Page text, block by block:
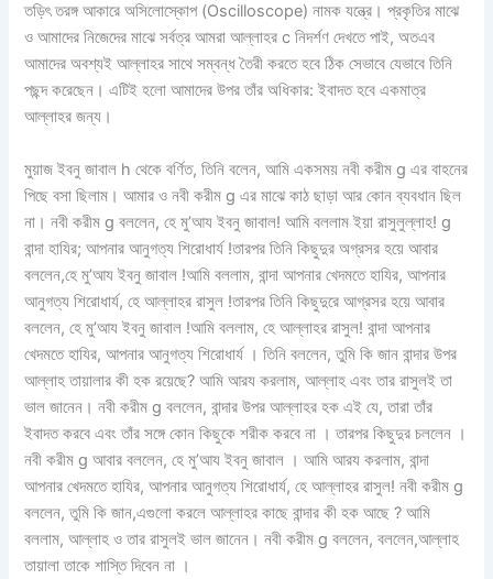
তড়িৎ তরঙ্গ আকারে অসিলোস্কোপ (Oscilloscope) নামক যন্ত্রে। প্রকৃতির মাঝে
ও আমাদের নিজেদের মাঝে সর্বত্র আমরা আল্লাহর c নিদর্শণ দেখতে পাই, অতএব
আমাদের অবশ্যই আল্লাহর সাথে সম্বন্ধ তৈরী করতে হবে ঠিক সেভাবে যেভাবে তিনি
পছন্দ করেছেন। এটিই হলো আমাদের উপর তাঁর অধিকার: ইবাদত হবে একমাত্র
আল্লাহর জন্য।
মুয়াজ ইবনু জাবাল h থেকে বর্ণিত, তিনি বলেন, আমি একসময় নবী করীম g এর বাহনের
পিছে বসা ছিলাম। আমার ও নবী করীম g এর মাঝে কাঠ ছাড়া আর কোন ব্যবধান ছিল
না। নবী করীম g বললেন, হে মু’আয ইবনু জাবাল! আমি বললাম ইয়া রাসুলুল্লাহ! g
বান্দা হাযির; আপনার আনুগত্য শিরোধার্য !তারপর তিনি কিছুদুর অগ্রসর হয়ে আবার
বললেন,হে মু’আয ইবনু জাবাল !আমি বললাম, বান্দা আপনার খেদমতে হাযির, আপনার
আনুগত্য শিরোধার্য, হে আল্লাহর রাসুল !তারপর তিনি কিছুদুরে আগ্রসর হয়ে আবার
বললেন, হে মু’আয ইবনু জাবাল !আমি বললাম, হে আল্লাহর রাসুল! বান্দা আপনার
খেদমতে হাযির, আপনার আনুগত্য শিরোধার্য । তিনি বললেন, তুমি কি জান বান্দার উপর
আল্লাহ তায়ালার কী হক রয়েছে? আমি আরয করলাম, আল্লাহ এবং তার রাসুলই তা
ভাল জানেন। নবী করীম g বললেন, বান্দার উপর আল্লাহর হক এই যে, তারা তাঁর
ইবাদত করবে এবং তাঁর সঙ্গে কোন কিছুকে শরীক করবে না । তারপর কিছুদুর চললেন ।
নবী করীম g আবার বললেন, হে মু’আয ইবনু জাবাল । আমি আরয করলাম, বান্দা
আপনার খেদমতে হাযির, আপনার আনুগত্য শিরোধার্য, হে আল্লাহর রাসুল! নবী করীম g
বললেন, তুমি কি জান,এগুলো করলে আল্লাহর কাছে বান্দার কী হক আছে ? আমি
বললাম, আল্লাহ ও তার রাসুলই ভাল জানেন। নবী করীম g বললেন, বললেন,আল্লাহ
তায়ালা তাকে শাস্তি দিবেন না ।